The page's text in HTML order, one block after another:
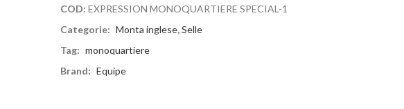
COD: EXPRESSION MONOQUARTIERE SPECIAL-1
Categorie: Monta inglese,Selle
Tag: monoquartiere
Brand: Equipe